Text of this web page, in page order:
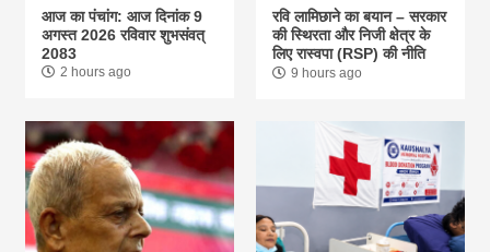
आज का पंचांग: आज दिनांक 9
अगस्त 2026 रविवार शुभसंवत्
2083
2 hours ago
रवि लामिछाने का बयान – सरकार
की स्थिरता और निजी क्षेत्र के
लिए रास्वपा (RSP) की नीति
9 hours ago